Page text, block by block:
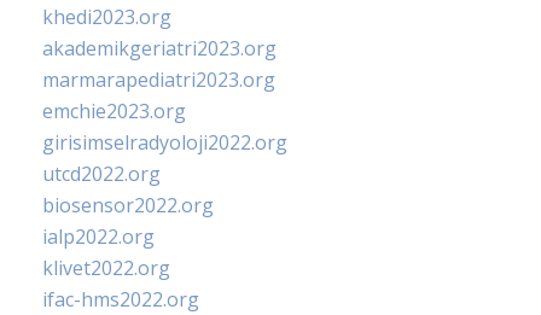
khedi2023.org
akademikgeriatri2023.org
marmarapediatri2023.org
emchie2023.org
girisimselradyoloji2022.org
utcd2022.org
biosensor2022.org
ialp2022.org
klivet2022.org
ifac-hms2022.org